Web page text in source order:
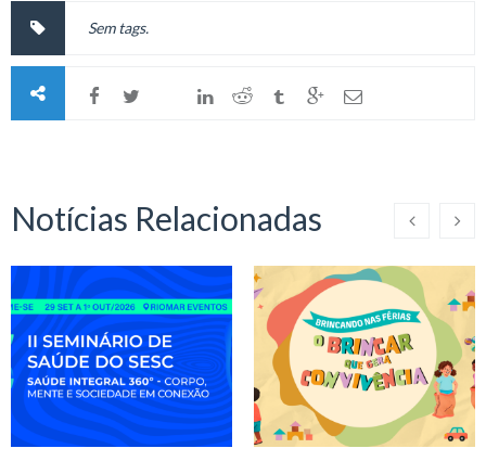
Sem tags.
Notícias Relacionadas